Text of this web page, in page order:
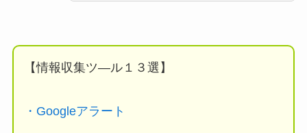
【情報収集ツ―ル１３選】
・Googleアラート